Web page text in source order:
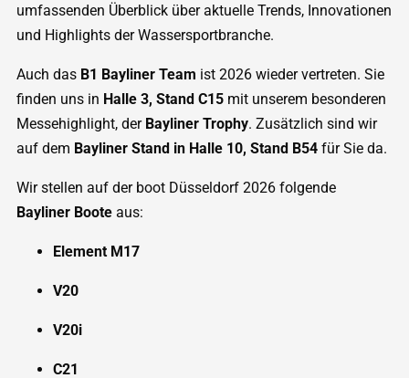
umfassenden Überblick über aktuelle Trends, Innovationen
und Highlights der Wassersportbranche.
Auch das B1 Bayliner Team ist 2026 wieder vertreten. Sie
finden uns in Halle 3, Stand C15 mit unserem besonderen
Messehighlight, der Bayliner Trophy. Zusätzlich sind wir
auf dem Bayliner Stand in Halle 10, Stand B54 für Sie da.
Wir stellen auf der boot Düsseldorf 2026 folgende
Bayliner Boote aus:
Element M17
V20
V20i
C21